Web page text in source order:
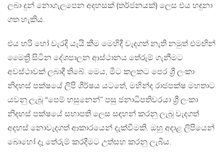
ලබා දුන් නොගැලපෙන අදහසක් (තර්ජනයක්) ලෙස එය හඳුනා
ගත හැකිය.
එය හරි හෝ වැරදි යැයි කීම මෙහිදී වැදගත් නැති නමුත් එමඟින්
මෛත්‍රී සිටින දේශපාලන ආස්ථානය තේරුම් ගැනීමට
අවස්ථාවක් ලබාදී තිබේ. මෙය, මීට කලකට පෙර ශ්‍රී ලංකා
නිදහස් පක්ෂයේ ලිපි ශීර්ෂය යටතේ, මහින්ද රාජපක්ෂ මහතාට
යවනු ලැබූ “පෙම් හසුනෙන්” පසු ජනාධිපතිවරයා ශ්‍රී ලංකා
නිදහස් පක්ෂයේ සභාපති ලෙස සඳහන් කරනු ලැබූ වැදගත්
අදහස් නොවැදගත් ආකාරයෙන් දැක්වීමකි. ඔහු අදාළ ලිපියෙන්
බොහෝ දෑ තේරුම් කරදීමට උත්සහ කරනු ලැබීය.